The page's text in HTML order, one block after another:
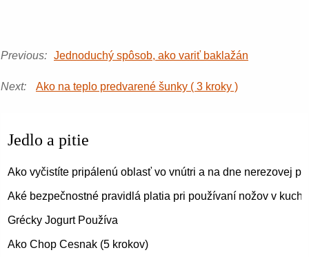
Previous: Jednoduchý spôsob, ako variť baklažán
Next: Ako na teplo predvarené šunky ( 3 kroky )
Jedlo a pitie
Ako vyčistíte pripálenú oblasť vo vnútri a na dne nerezovej
Aké bezpečnostné pravidlá platia pri používaní nožov v
Grécky Jogurt Používa
Ako Chop Cesnak (5 krokov)